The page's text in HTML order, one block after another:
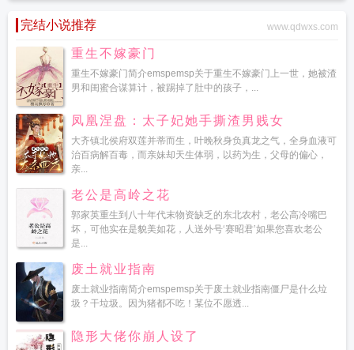
完结小说推荐 www.qdwxs.com
重生不嫁豪门
重生不嫁豪门简介emspemsp关于重生不嫁豪门上一世，她被渣
男和闺蜜合谋算计，被踢掉了肚中的孩子，...
凤凰涅盘：太子妃她手撕渣男贱女
大齐镇北侯府双莲并蒂而生，叶晚秋身负真龙之气，全身血液可
治百病解百毒，而亲妹却天生体弱，以药为生，父母的偏心，
亲...
老公是高岭之花
郭家英重生到八十年代末物资缺乏的东北农村，老公高冷嘴巴
坏，可他实在是貌美如花，人送外号‘赛昭君’如果您喜欢老公
是...
废土就业指南
废土就业指南简介emspemsp关于废土就业指南僵尸是什么垃
圾？干垃圾。因为猪都不吃！某位不愿透...
隐形大佬你崩人设了